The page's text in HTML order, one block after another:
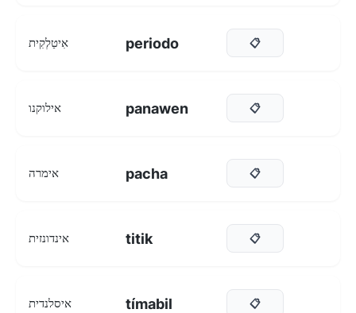
אִיטַלְקִית periodo 📋
אילוקנו panawen 📋
אימרה pacha 📋
אינדונזית titik 📋
איסלנדית tímabil 📋